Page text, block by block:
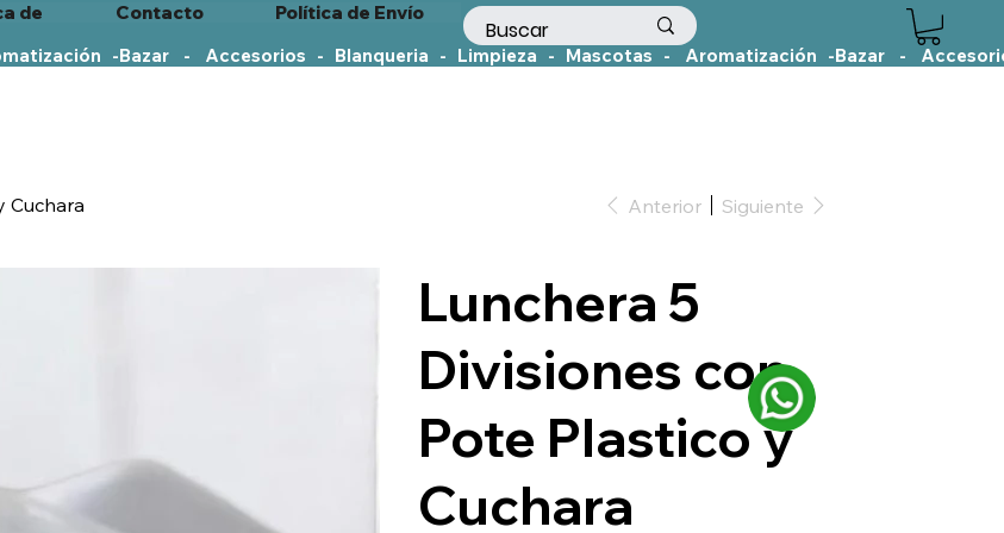
de Contacto
Política de Envío
-
Cuchara Anterior Siguiente
Lunchera 5
Divisiones con
Pote Plastico y
Cuchara